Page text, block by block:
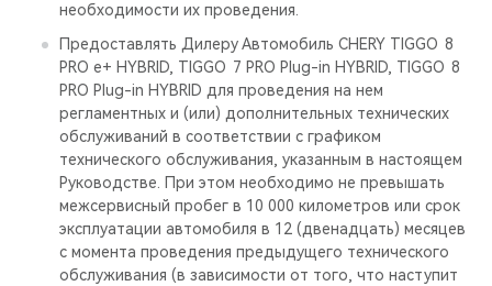
необходимости их проведения.
Предоставлять Дилеру Автомобиль CHERY TIGGO 8
PRO е+ HYBRID, TIGGO 7 PRO Plug-in HYBRID, TIGGO 8
PRO Plug-in HYBRID для проведения на нем
регламентных и (или) дополнительных технических
обслуживаний в соответствии с графиком
технического обслуживания, указанным в настоящем
Руководстве. При этом необходимо не превышать
межсервисный пробег в 10 000 километров или срок
эксплуатации автомобиля в 12 (двенадцать) месяцев
с момента проведения предыдущего технического
обслуживания (в зависимости от того, что наступит